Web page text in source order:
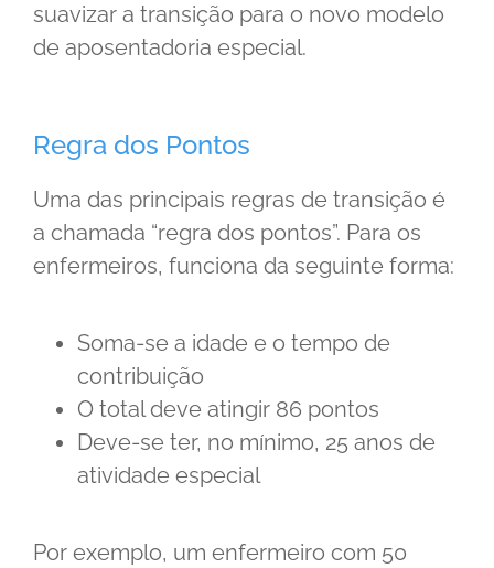
suavizar a transição para o novo modelo
de aposentadoria especial.
Regra dos Pontos
Uma das principais regras de transição é
a chamada “regra dos pontos”. Para os
enfermeiros, funciona da seguinte forma:
Soma-se a idade e o tempo de
contribuição
O total deve atingir 86 pontos
Deve-se ter, no mínimo, 25 anos de
atividade especial
Por exemplo, um enfermeiro com 50